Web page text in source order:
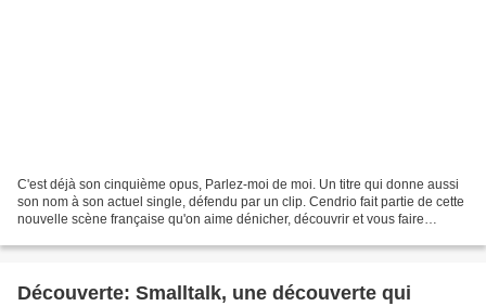
C'est déjà son cinquième opus, Parlez-moi de moi. Un titre qui donne aussi
son nom à son actuel single, défendu par un clip. Cendrio fait partie de cette
nouvelle scène française qu'on aime dénicher, découvrir et vous faire
Découverte: Smalltalk, une découverte qui